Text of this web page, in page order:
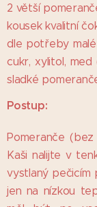
2 větší
kousek kvalitní
dle potřeby
cukr, xylitol,
sladké
Postup:
Pomeranče
Kaši nalijte v
vystlaný pečicím
jen na nízkou